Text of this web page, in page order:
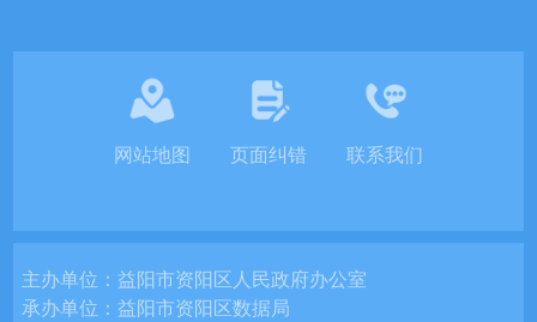
网站地图 页面纠错 联系我们
主办单位：益阳市资阳区人民政府办公室
承办单位：益阳市资阳区数据局